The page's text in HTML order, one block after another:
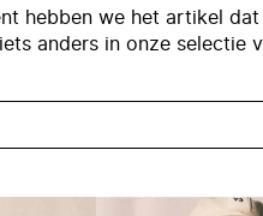
hebben we het artikel
anders in onze selectie